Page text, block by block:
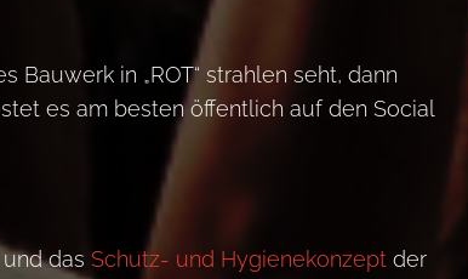
Bauwerk in „ROT“ strahlen seht, dann
es am besten öffentlich auf den Social
das Schutz- und Hygienekonzept der